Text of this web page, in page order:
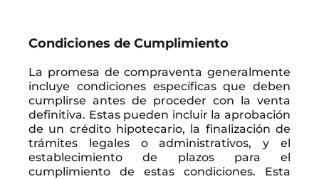
Condiciones de Cumplimiento
La promesa de compraventa generalmente
incluye condiciones específicas que deben
cumplirse antes de proceder con la venta
definitiva. Estas pueden incluir la aprobación
de un crédito hipotecario, la finalización de
trámites legales o administrativos, y el
establecimiento de plazos para el
cumplimiento de estas condiciones. Esta